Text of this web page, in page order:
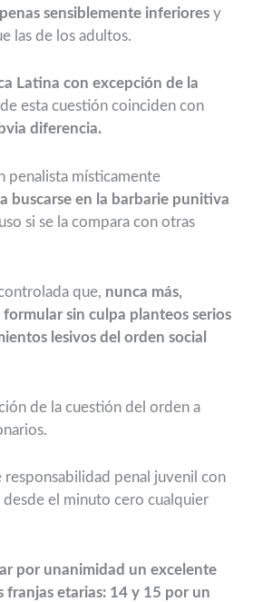
penas sensiblemente inferiores y
las de los adultos.
Latina con excepción de la
esta cuestión coinciden con
diferencia.
penalista místicamente
buscarse en la barbarie punitiva
si se la compara con otras
que, nunca más,
sin culpa planteos serios
lesivos del orden social
de la cuestión del orden a
penal juvenil con
el minuto cero cualquier
por unanimidad un excelente
franjas etarias: 14 y 15 por un